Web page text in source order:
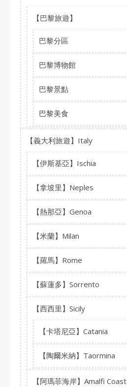
【巴黎旅遊】
巴黎分區
巴黎博物館
巴黎景點
巴黎美食
【義大利旅遊】Italy
【伊斯基亞】Ischia
【拿坡里】Neples
【熱那亞】Genoa
【米蘭】Milan
【羅馬】Rome
【蘇蓮多】Sorrento
【西西里】Sicily
【卡塔尼亞】Catania
【陶爾米納】Taormina
【阿瑪菲海岸】Amalfi Coast